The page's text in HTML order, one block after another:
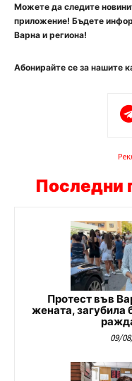
Можете да следите
приложение! Бъдете
Варна и региона!
Абонирайте се за нашите
Последни
Протест във
жената, загубила
09/